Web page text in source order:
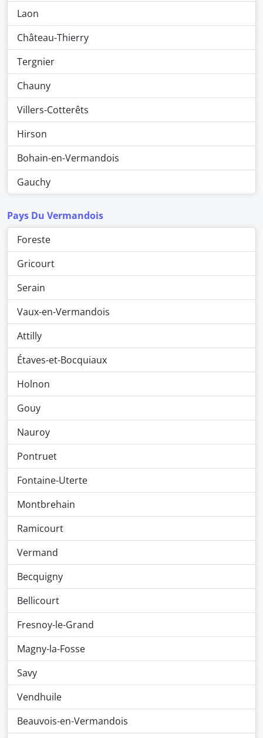
Laon
Château-Thierry
Tergnier
Chauny
Villers-Cotterêts
Hirson
Bohain-en-Vermandois
Gauchy
Pays Du Vermandois
Foreste
Gricourt
Serain
Vaux-en-Vermandois
Attilly
Étaves-et-Bocquiaux
Holnon
Gouy
Nauroy
Pontruet
Fontaine-Uterte
Montbrehain
Ramicourt
Vermand
Becquigny
Bellicourt
Fresnoy-le-Grand
Magny-la-Fosse
Savy
Vendhuile
Beauvois-en-Vermandois